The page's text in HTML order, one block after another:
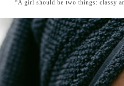
“A girl should be two things: classy